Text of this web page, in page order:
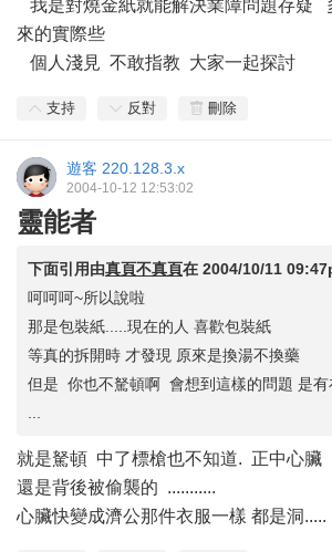
我是對燒金紙就能解決業障問題存疑
來的實際些
個人淺見 不敢指教 大家一起探討
支持 反對 刪除
遊客 220.128.3.x
2004-10-12 12:53:02
靈能者
下面引用由真頁不真頁在 2004/10/11
呵呵呵~所以說啦
那是包裝紙.....現在的人 喜歡包裝紙
等真的拆開時 才發現 原來是換湯不換藥
但是 你也不駑頓啊 會想到這樣的問題 是有
就是駑頓 中了標槍也不知道. 正中心臟
還是背後被偷襲的 ...........
心臟快變成濟公那件衣服一樣 都是洞.....